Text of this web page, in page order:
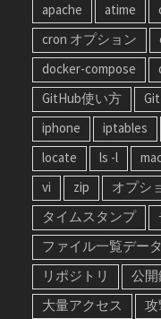
apache atime
cron オプション
docker-compose
GitHub使い方
iphone
iptables
locate
ls -l
vi
zip オプシ
タイムスタンプ
ファイル一覧デー
リポジトリ
公開
大量アクセス